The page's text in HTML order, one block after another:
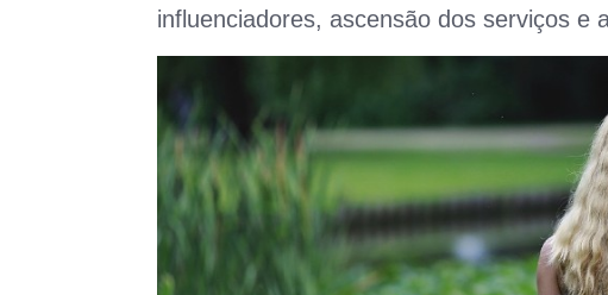
influenciadores, ascensão dos serviços e